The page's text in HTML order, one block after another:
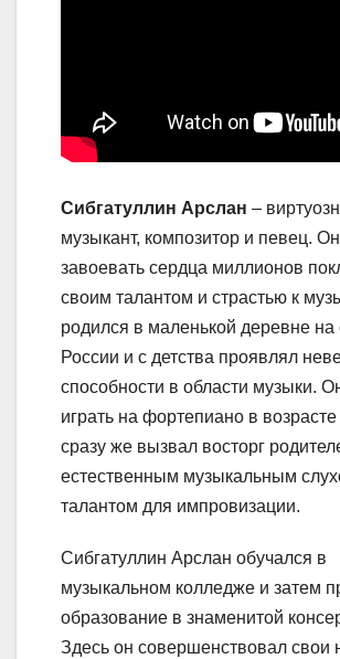
Сибгатуллин Арслан –
музыкант, композитор и певец.
завоевать сердца миллионов
своим талантом и страстью к
родился в маленькой деревне на
России и с детства проявлял
способности в области музыки.
играть на фортепиано в возрасте
сразу же вызвал восторг
естественным музыкальным
талантом для импровизации.
Сибгатуллин Арслан обучался в
музыкальном колледже и затем
образование в знаменитой
Здесь он совершенствовал свои